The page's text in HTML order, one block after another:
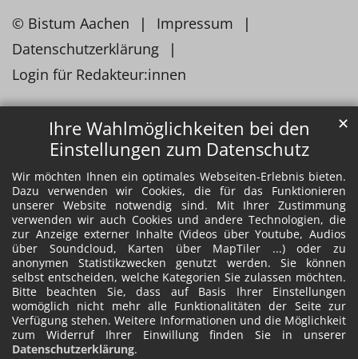
Ihre Wahlmöglichkeiten bei den
Einstellungen zum Datenschutz
Wir möchten Ihnen ein optimales Webseiten-Erlebnis bieten.
Dazu verwenden wir Cookies, die für das Funktionieren
unserer Website notwendig sind. Mit Ihrer Zustimmung
verwenden wir auch Cookies und andere Technologien, die
zur Anzeige externer Inhalte (Videos über Youtube, Audios
über Soundcloud, Karten über MapTiler ...) oder zu
anonymen Statistikzwecken genutzt werden. Sie können
selbst entscheiden, welche Kategorien Sie zulassen möchten.
Bitte beachten Sie, dass auf Basis Ihrer Einstellungen
womöglich nicht mehr alle Funktionalitäten der Seite zur
Verfügung stehen. Weitere Informationen und die Möglichkeit
zum Widerruf Ihrer Einwillung finden Sie in unserer
Datenschutzerklärung.
✕
© Bistum Aachen
Impressum
Datenschutzerklärung
Login für Redakteur:innen